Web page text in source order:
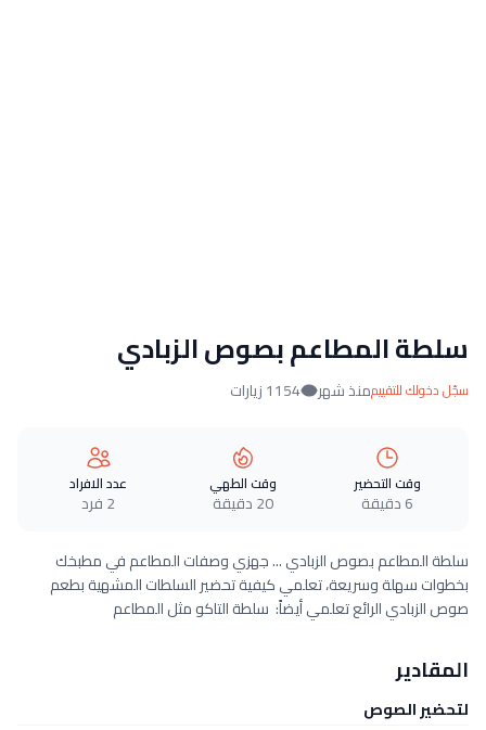
سلطة المطاعم بصوص الزبادي
سجّل دخولك للتقييممنذ شهر 1154 زيارات
وقت التحضير
6 دقيقة
وقت الطهي
20 دقيقة
عدد الافراد
2 فرد
سلطة المطاعم بصوص الزبادي ... جهزي وصفات المطاعم في مطبخك
بخطوات سهلة وسريعة، تعلمي كيفية تحضير السلطات المشهية بطعم
صوص الزبادي الرائع تعلمي أيضاً: سلطة التاكو مثل المطاعم
المقادير
لتحضير الصوص